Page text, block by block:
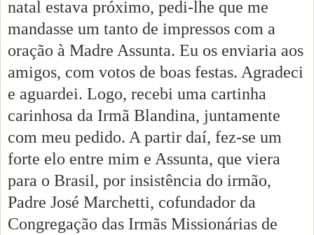
natal estava próximo, pedi-lhe que me
mandasse um tanto de impressos com a
oração à Madre Assunta. Eu os enviaria aos
amigos, com votos de boas festas. Agradeci
e aguardei. Logo, recebi uma cartinha
carinhosa da Irmã Blandina, juntamente
com meu pedido. A partir daí, fez-se um
forte elo entre mim e Assunta, que viera
para o Brasil, por insistência do irmão,
Padre José Marchetti, cofundador da
Congregação das Irmãs Missionárias de